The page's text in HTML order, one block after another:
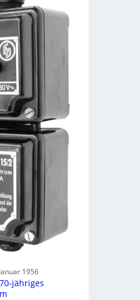
1956
jähriges